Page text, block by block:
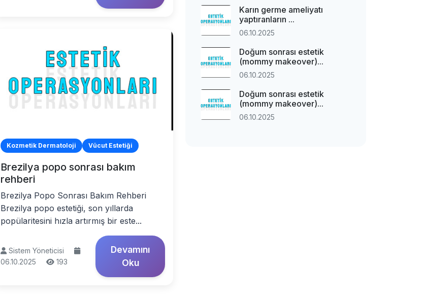
Kozmetik Dermatoloji Vücut Estetiği
Brezilya popo sonrası bakım
rehberi
Brezilya Popo Sonrası Bakım Rehberi
Brezilya popo estetiği, son yıllarda
popülaritesini hızla artırmış bir este...
Sistem Yöneticisi
06.10.2025
193
Devamını
Oku
Karın germe ameliyatı
yaptıranların ...
06.10.2025
Doğum sonrası estetik
(mommy makeover)...
06.10.2025
Doğum sonrası estetik
(mommy makeover)...
06.10.2025